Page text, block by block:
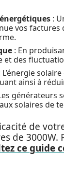
:
vos factures
: En
et des
L’énergie
ainsi à
générateurs
solaires de
de
de
ce guide